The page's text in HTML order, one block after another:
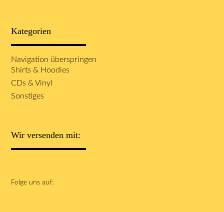
Kategorien
Navigation überspringen
Shirts & Hoodies
CDs & Vinyl
Sonstiges
Wir versenden mit:
Folge uns auf: